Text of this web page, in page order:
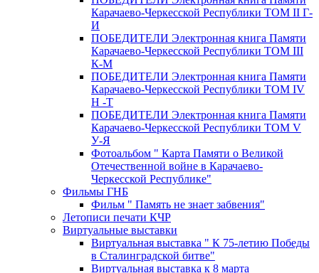
Карачаево-Черкесской Республики ТОМ II Г-
И
ПОБЕДИТЕЛИ Электронная книга Памяти
Карачаево-Черкесской Республики ТОМ III
К-М
ПОБЕДИТЕЛИ Электронная книга Памяти
Карачаево-Черкесской Республики ТОМ IV
Н -Т
ПОБЕДИТЕЛИ Электронная книга Памяти
Карачаево-Черкесской Республики ТОМ V
У-Я
Фотоальбом " Карта Памяти о Великой
Отечественной войне в Карачаево-
Черкесской Республике"
Фильмы ГНБ
Фильм " Память не знает забвения"
Летописи печати КЧР
Виртуальные выставки
Виртуальная выставка " К 75-летию Победы
в Сталинградской битве"
Виртуальная выставка к 8 марта